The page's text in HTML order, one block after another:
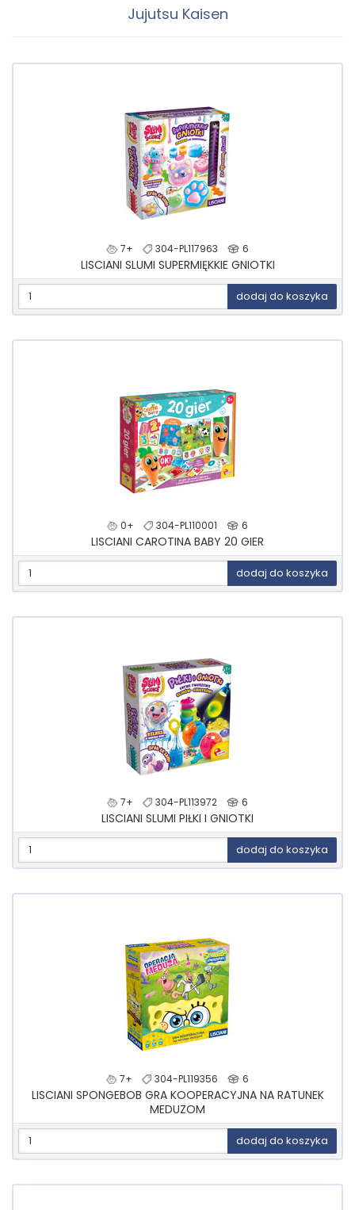
Jujutsu Kaisen
7+ 304-PL117963 6
LISCIANI SLUMI SUPERMIĘKKIE GNIOTKI
dodaj do koszyka
0+ 304-PL110001 6
LISCIANI CAROTINA BABY 20 GIER
dodaj do koszyka
7+ 304-PL113972 6
LISCIANI SLUMI PIŁKI I GNIOTKI
dodaj do koszyka
7+ 304-PL119356 6
LISCIANI SPONGEBOB GRA KOOPERACYJNA NA RATUNEK
MEDUZOM
dodaj do koszyka